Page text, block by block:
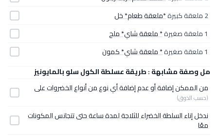
2 ملعقة كبيرة
*ملعقة طعام* خل
1 ملعقة صغيرة
* ملعقة شاي* ملح
1 ملعقة صغيرة
* ملعقة شاي* كمون
مل وصفة مشابهة : طريقة عسلطة الكول سلو بالمايونيز
من الممكن إضافة أو عدم إضافة أي نوع من أنواع الخضروات على
(حسب الذوق)
ندخل إناء السلطة الخضراء للثلاجة لمدة ساعة حتى تتجانس المكونات
معًا